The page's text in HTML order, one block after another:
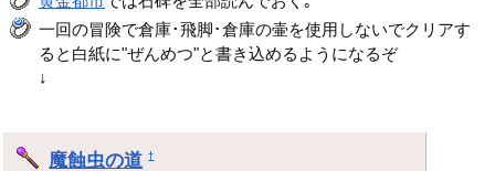
一回の冒険で倉庫･飛脚･倉庫の壷を使用しないでクリアす
ると白紙に"ぜんめつ"と書き込めるようになるぞ
↓
魔蝕虫の道 †